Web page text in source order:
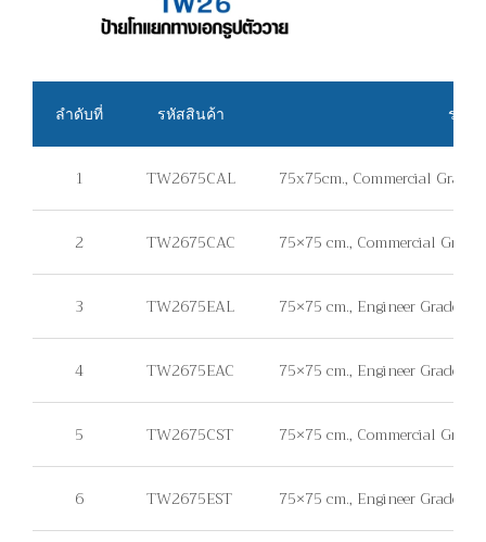
ลำดับที่ รหัสสินค้า รายล
1 TW2675CAL 75x75cm., Commercial
2 TW2675CAC 75×75 cm., Commercial
3 TW2675EAL 75×75 cm., Engineer Grade,
4 TW2675EAC 75×75 cm., Engineer Grade,
5 TW2675CST 75×75 cm., Commercial
6 TW2675EST 75×75 cm., Engineer Grade, ไ